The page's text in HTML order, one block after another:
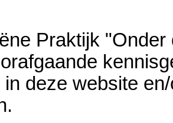
Praktijk
deze website